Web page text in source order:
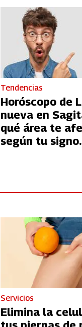
Tendencias
Horóscopo de
nueva en
qué área te
según tu signo
Servicios
Elimina la